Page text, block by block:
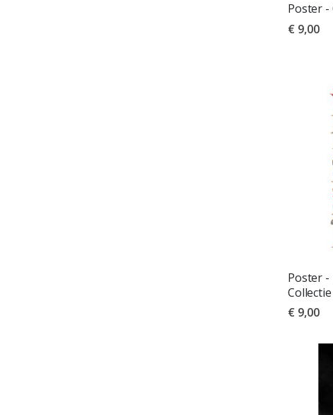
Poster -
€ 9,00
Poster -
Collectie
€ 9,00